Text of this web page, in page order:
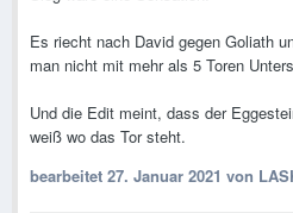
Es riecht nach David gegen Goliath
man nicht mit mehr als 5 Toren
Und die Edit meint, dass der
weiß wo das Tor steht.
bearbeitet 27. Januar 2021 von